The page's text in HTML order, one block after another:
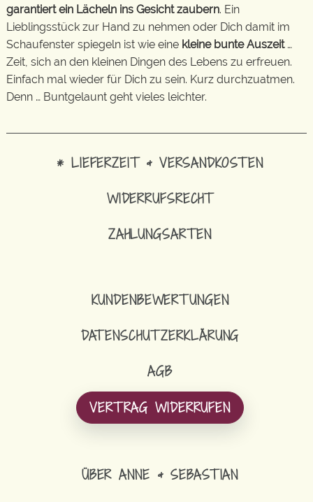
garantiert ein Lächeln ins Gesicht zaubern. Ein
Lieblingsstück zur Hand zu nehmen oder Dich damit im
Schaufenster spiegeln ist wie eine kleine bunte Auszeit…
Zeit, sich an den kleinen Dingen des Lebens zu erfreuen.
Einfach mal wieder für Dich zu sein. Kurz durchzuatmen.
Denn … Buntgelaunt geht vieles leichter.
* LIEFERZEIT & VERSANDKOSTEN
WIDERRUFSRECHT
ZAHLUNGSARTEN
KUNDENBEWERTUNGEN
DATENSCHUTZERKLÄRUNG
AGB
VERTRAG WIDERRUFEN
ÜBER ANNE & SEBASTIAN